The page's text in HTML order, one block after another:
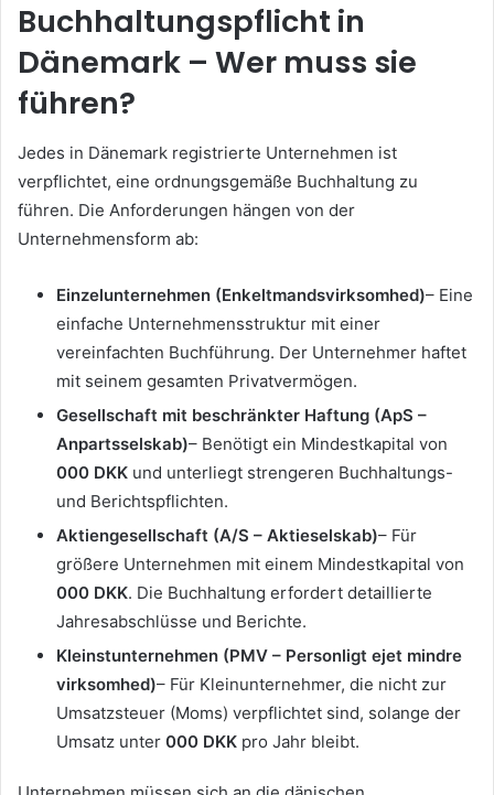
Buchhaltungspflicht in
Dänemark – Wer muss sie
führen?
Jedes in Dänemark registrierte Unternehmen ist
verpflichtet, eine ordnungsgemäße Buchhaltung zu
führen. Die Anforderungen hängen von der
Unternehmensform ab:
Einzelunternehmen (Enkeltmandsvirksomhed)– Eine
einfache Unternehmensstruktur mit einer
vereinfachten Buchführung. Der Unternehmer haftet
mit seinem gesamten Privatvermögen.
Gesellschaft mit beschränkter Haftung (ApS –
Anpartsselskab)– Benötigt ein Mindestkapital von
000 DKK und unterliegt strengeren Buchhaltungs-
und Berichtspflichten.
Aktiengesellschaft (A/S – Aktieselskab)– Für
größere Unternehmen mit einem Mindestkapital von
000 DKK. Die Buchhaltung erfordert detaillierte
Jahresabschlüsse und Berichte.
Kleinstunternehmen (PMV – Personligt ejet mindre
virksomhed)– Für Kleinunternehmer, die nicht zur
Umsatzsteuer (Moms) verpflichtet sind, solange der
Umsatz unter 000 DKK pro Jahr bleibt.